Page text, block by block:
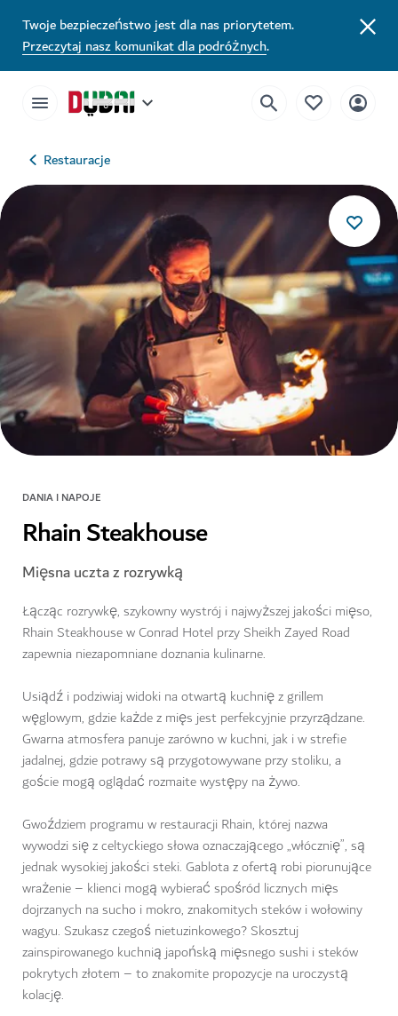
Twoje bezpieczeństwo jest dla nas priorytetem.
Przeczytaj nasz komunikat dla podróżnych.
Restauracje
DANIA I NAPOJE
Rhain Steakhouse
Mięsna uczta z rozrywką
Łącząc rozrywkę, szykowny wystrój i najwyższej jakości mięso,
Rhain Steakhouse w Conrad Hotel przy Sheikh Zayed Road
zapewnia niezapomniane doznania kulinarne.
Usiądź i podziwiaj widoki na otwartą kuchnię z grillem
węglowym, gdzie każde z mięs jest perfekcyjnie przyrządzane.
Gwarna atmosfera panuje zarówno w kuchni, jak i w strefie
jadalnej, gdzie potrawy są przygotowywane przy stoliku, a
goście mogą oglądać rozmaite występy na żywo.
Gwoździem programu w restauracji Rhain, której nazwa
wywodzi się z celtyckiego słowa oznaczającego „włócznię”, są
jednak wysokiej jakości steki. Gablota z ofertą robi piorunujące
wrażenie – klienci mogą wybierać spośród licznych mięs
dojrzanych na sucho i mokro, znakomitych steków i wołowiny
wagyu. Szukasz czegoś nietuzinkowego? Skosztuj
zainspirowanego kuchnią japońską mięsnego sushi i steków
pokrytych złotem – to znakomite propozycje na uroczystą
kolację.